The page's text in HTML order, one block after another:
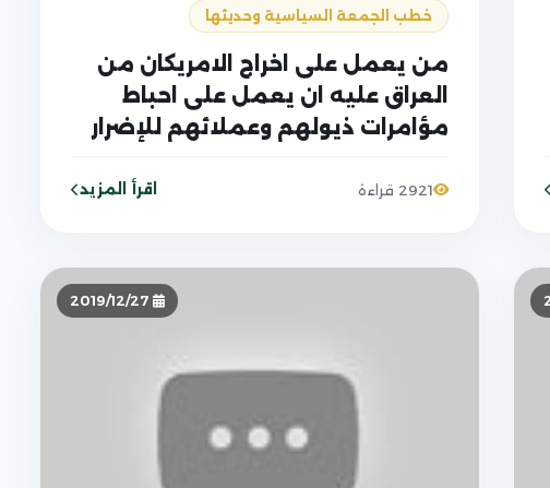
خطب الجمعة السياسية وحديثها
من يعمل على اخراج الامريكان من
العراق عليه ان يعمل على احباط
مؤامرات ذيولهم وعملائهم للإضرار
2921 قراءة اقرأ المزيد